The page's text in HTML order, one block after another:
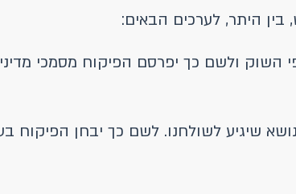
היתר, לערכים הבאים:
ולשם כך יפרסם הפיקוח מסמכי
שיגיע לשולחנו. לשם כך יבחן הפיקוח